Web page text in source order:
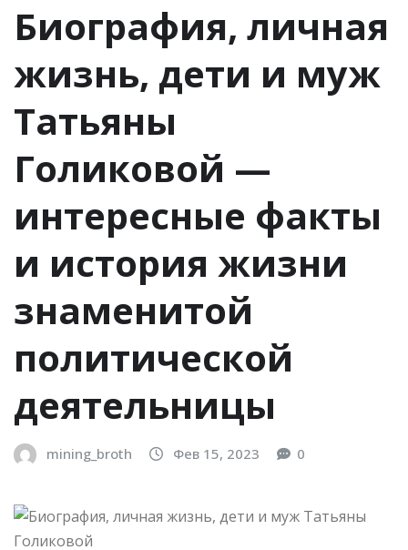
Биография, личная
жизнь, дети и муж
Татьяны
Голиковой —
интересные факты
и история жизни
знаменитой
политической
деятельницы
mining_broth Фев 15, 2023 0